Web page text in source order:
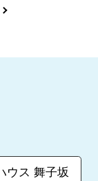
ウス 舞子坂